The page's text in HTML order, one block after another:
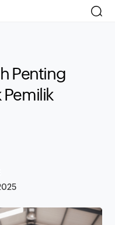
Penting